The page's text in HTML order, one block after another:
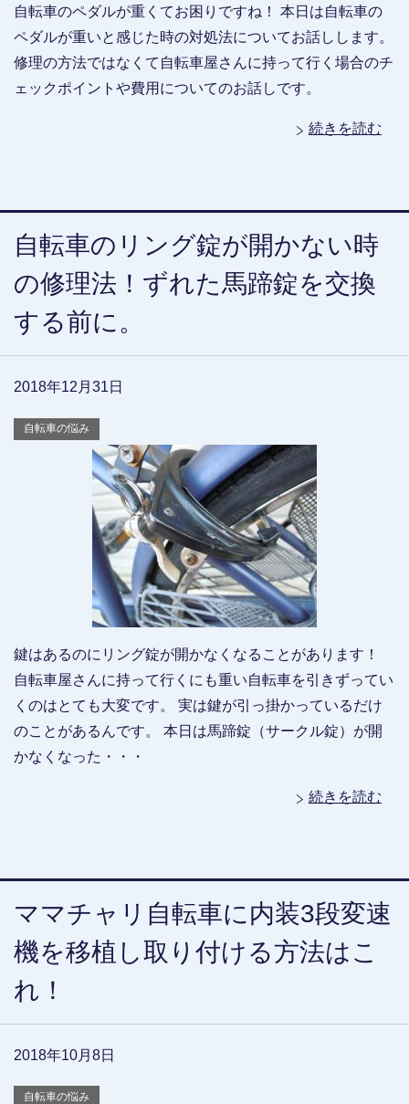
自転車のペダルが重くてお困りですね！ 本日は自転車の
ペダルが重いと感じた時の対処法についてお話しします。
修理の方法ではなくて自転車屋さんに持って行く場合のチ
ェックポイントや費用についてのお話しです。
続きを読む
自転車のリング錠が開かない時
の修理法！ずれた馬蹄錠を交換
する前に。
2018年12月31日
自転車の悩み
鍵はあるのにリング錠が開かなくなることがあります！
自転車屋さんに持って行くにも重い自転車を引きずってい
くのはとても大変です。 実は鍵が引っ掛かっているだけ
のことがあるんです。 本日は馬蹄錠（サークル錠）が開
かなくなった・・・
続きを読む
ママチャリ自転車に内装3段変速
機を移植し取り付ける方法はこ
れ！
2018年10月8日
自転車の悩み